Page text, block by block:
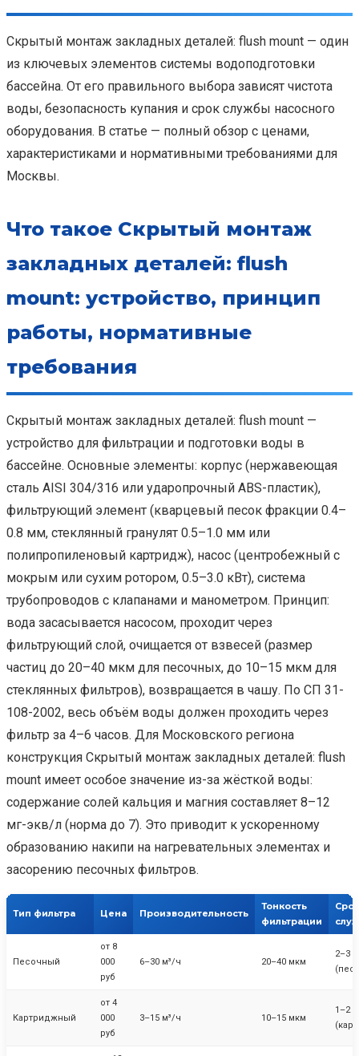
Скрытый монтаж закладных деталей: flush mount — один
из ключевых элементов системы водоподготовки
бассейна. От его правильного выбора зависят чистота
воды, безопасность купания и срок службы насосного
оборудования. В статье — полный обзор с ценами,
характеристиками и нормативными требованиями для
Москвы.
Что такое Скрытый монтаж
закладных деталей: flush
mount: устройство, принцип
работы, нормативные
требования
Скрытый монтаж закладных деталей: flush mount —
устройство для фильтрации и подготовки воды в
бассейне. Основные элементы: корпус (нержавеющая
сталь AISI 304/316 или ударопрочный ABS-пластик),
фильтрующий элемент (кварцевый песок фракции 0.4–
0.8 мм, стеклянный гранулят 0.5–1.0 мм или
полипропиленовый картридж), насос (центробежный с
мокрым или сухим ротором, 0.5–3.0 кВт), система
трубопроводов с клапанами и манометром. Принцип:
вода засасывается насосом, проходит через
фильтрующий слой, очищается от взвесей (размер
частиц до 20–40 мкм для песочных, до 10–15 мкм для
стеклянных фильтров), возвращается в чашу. По СП 31-
108-2002, весь объём воды должен проходить через
фильтр за 4–6 часов. Для Московского региона
конструкция Скрытый монтаж закладных деталей: flush
mount имеет особое значение из-за жёсткой воды:
содержание солей кальция и магния составляет 8–12
мг-экв/л (норма до 7). Это приводит к ускоренному
образованию накипи на нагревательных элементах и
засорению песочных фильтров.
Тип фильтра Цена Производительность
Тонкость
фильтрации
Срок
Песочный
от 8
000
руб
6–30 м³/ч 20–40 мкм
2–3
Картриджный
от 4
000
руб
3–15 м³/ч 10–15 мкм
1–2